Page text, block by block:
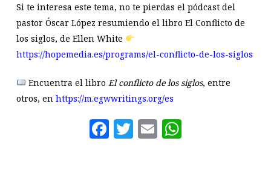
Si te interesa este tema, no te pierdas el pódcast del
pastor Óscar López resumiendo el libro El Conflicto de
los siglos, de Ellen White
https://hopemedia.es/programs/el-conflicto-de-los-siglos
Encuentra el libro El conflicto de los siglos, entre
otros, en https://m.egwwritings.org/es
Facebook
Twitter
Email